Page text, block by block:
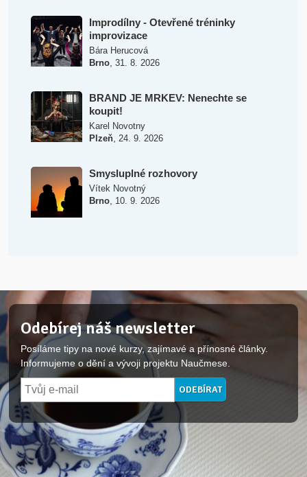
Improdílny - Otevřené tréninky
improvizace
Bára Herucová
Brno, 31. 8. 2026
BRAND JE MRKEV: Nenechte se
koupit!
Karel Novotny
Plzeň, 24. 9. 2026
Smysluplné rozhovory
Vítek Novotný
Brno, 10. 9. 2026
Odebírej náš newsletter
Posíláme tipy na nové kurzy, zajímavé a přínosné články.
Informujeme o dění a vývoji projektu Naučmese.